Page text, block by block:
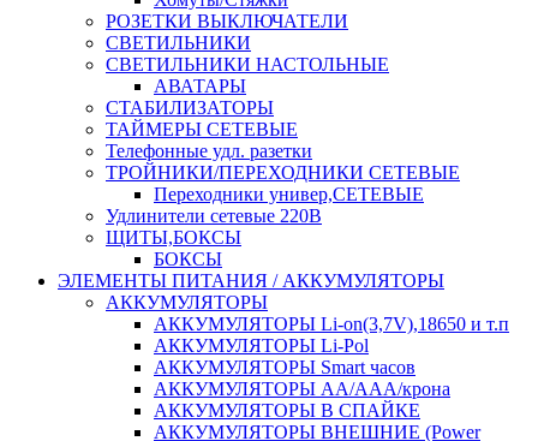
РОЗЕТКИ ВЫКЛЮЧАТЕЛИ
СВЕТИЛЬНИКИ
СВЕТИЛЬНИКИ НАСТОЛЬНЫЕ
АВАТАРЫ
СТАБИЛИЗАТОРЫ
ТАЙМЕРЫ СЕТЕВЫЕ
Телефонные удл. разетки
ТРОЙНИКИ/ПЕРЕХОДНИКИ СЕТЕВЫЕ
Переходники универ,СЕТЕВЫЕ
Удлинители сетевые 220В
ЩИТЫ,БОКСЫ
БОКСЫ
ЭЛЕМЕНТЫ ПИТАНИЯ / АККУМУЛЯТОРЫ
АККУМУЛЯТОРЫ
АККУМУЛЯТОРЫ Li-on(3,7V),18650 и т.п
АККУМУЛЯТОРЫ Li-Pol
АККУМУЛЯТОРЫ Smart часов
АККУМУЛЯТОРЫ АА/ААА/крона
АККУМУЛЯТОРЫ В СПАЙКЕ
АККУМУЛЯТОРЫ ВНЕШНИЕ (Power